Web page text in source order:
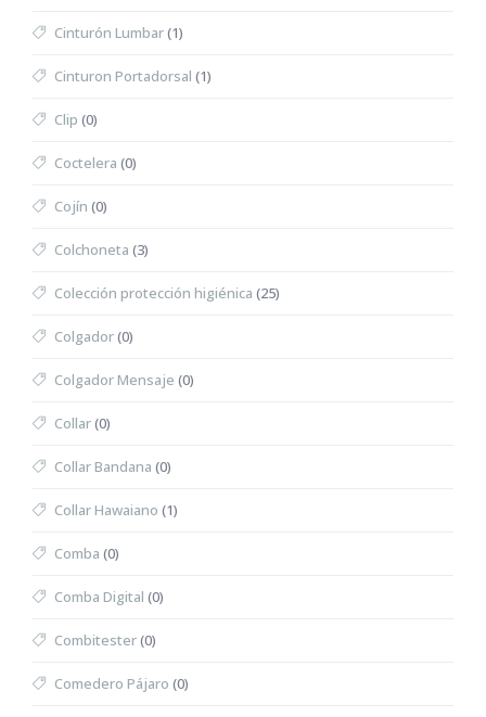
Cinturón Lumbar(1)
Cinturon Portadorsal (1)
Clip (0)
Coctelera (0)
Cojín (0)
Colchoneta (3)
Colección protección higiénica (25)
Colgador(0)
Colgador Mensaje (0)
Collar(0)
Collar Bandana (0)
Collar Hawaiano (1)
Comba (0)
Comba Digital (0)
Combitester(0)
Comedero Pájaro (0)